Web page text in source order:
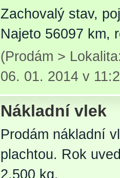
Zachovalý stav,
Najeto 56097 km,
(Prodám >
06. 01. 2014 v
Nákladní vlek
Prodám nákladní
plachtou. Rok
2.500 kg.